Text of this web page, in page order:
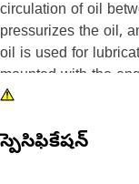
circulation of oil
pressurizes the oil,
oil is used for
mounted with the
transmission gear
secure and leak-free
స్పెసిఫికేషన్